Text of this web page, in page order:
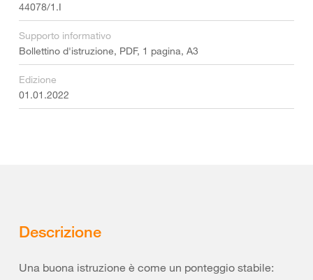
44078/1.I
Supporto informativo
Bollettino d'istruzione, PDF, 1 pagina, A3
Edizione
01.01.2022
Descrizione
Una buona istruzione è come un ponteggio stabile: